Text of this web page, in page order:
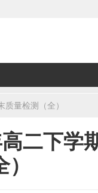
量检测（全）
二下学